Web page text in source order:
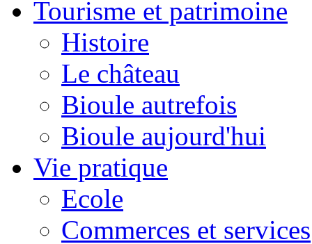
Tourisme et patrimoine
Histoire
Le château
Bioule autrefois
Bioule aujourd'hui
Vie pratique
Ecole
Commerces et services